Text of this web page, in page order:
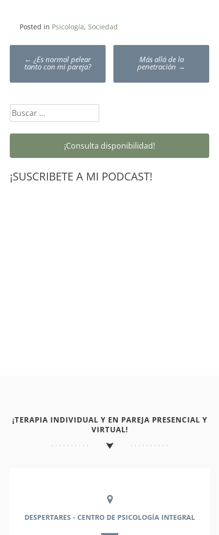
Posted in Psicología, Sociedad
Post
navigation
← ¿Es normal pelear
tanto con mi pareja?
Más allá de la
penetración →
Buscar:
¡Consulta disponibilidad!
¡SUSCRIBETE A MI PODCAST!
¡TERAPIA INDIVIDUAL Y EN PAREJA PRESENCIAL Y
VIRTUAL!
DESPERTARES - CENTRO DE PSICOLOGÍA INTEGRAL